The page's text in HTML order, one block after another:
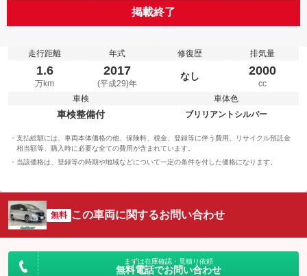
掲載終了
走行距離
1.6
万km
年式
2017
(平成29)年
修復歴
なし
排気量
2000
cc
車検
車検整備付
車体色
ブリリアントシルバー
支払総額には、車両本体価格の他、保険料、税金、登録等に伴う費用、リサイクル預託金
相当額等、購入時に必要な全ての費用が含まれています。
当該価格は、登録等の時期や地域などについて一定の条件を付した価格になります。
無料 この車両に関するお問い合わせ
まずは在庫確認・見積り依頼
無料電話でお問い合わせ